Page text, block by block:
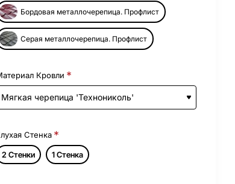
Бордовая металлочерепица. Профлист
Серая металлочерепица. Профлист
Кровли
Стенка
2 Стенки 1 Стенка